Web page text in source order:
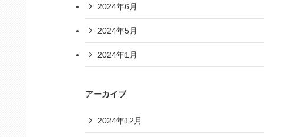
2024年6月
2024年5月
2024年1月
アーカイブ
2024年12月